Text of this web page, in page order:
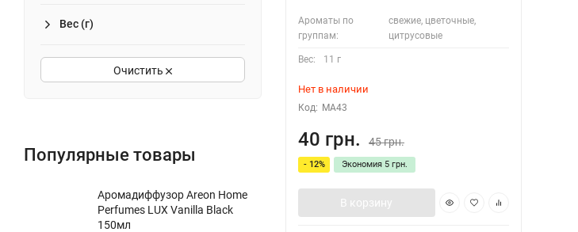
Вес (г)
Очистить
Популярные товары
Аромадиффузор Areon Home
Perfumes LUX Vanilla Black
150мл
Ароматы по
группам:
свежие, цветочные,
цитрусовые
Вес: 11 г
Нет в наличии
Код: MA43
40 грн. 45 грн.
- 12% Экономия 5 грн.
В корзину